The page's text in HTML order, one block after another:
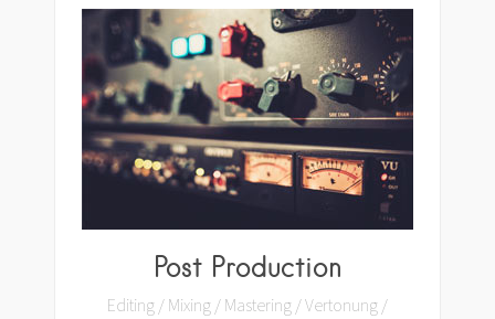
Post Production
Editing / Mixing / Mastering / Vertonung /